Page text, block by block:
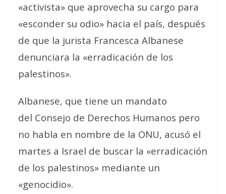
«activista» que aprovecha su cargo para
«esconder su odio» hacia el país, después
de que la jurista Francesca Albanese
denunciara la «erradicación de los
palestinos».
Albanese, que tiene un mandato
del Consejo de Derechos Humanos pero
no habla en nombre de la ONU, acusó el
martes a Israel de buscar la «erradicación
de los palestinos» mediante un
«genocidio».